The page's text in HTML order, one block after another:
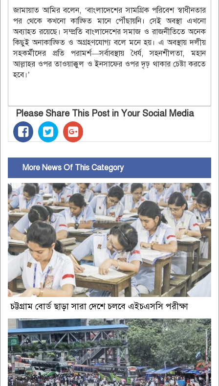
জামায়াত আমির বলেন, ‘বাংলাদেশের সামগ্রিক পরিবেশ স্বাধীনতার
পর থেকে কখনো কাঙ্ক্ষিত মানে পৌঁছায়নি। সেই অবস্থা এখনো
অব্যাহত রয়েছে। সম্প্রতি বাংলাদেশের সমাজ ও রাজনীতিতে অনেক
কিছুই অনাকাঙ্ক্ষিত ও অগ্রহণযোগ্য বলে মনে হয়। এ অবস্থায় দলীয়
সহকর্মীদের প্রতি পরামর্শ—সর্বাবস্থায় ধৈর্য, সহনশীলতা, মহান
আল্লাহর ওপর তাওয়াক্কুল ও ইনসাফের ওপর দৃঢ় থাকার চেষ্টা করতে
হবে।’
Please Share This Post in Your Social Media
More News Of This Category
চট্টগ্রাম বোর্ড ছাড়া সারা দেশে চলবে এইচএসসি পরীক্ষা